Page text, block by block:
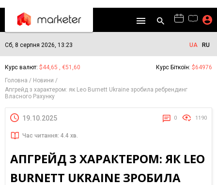
Сб, 8 серпня 2026, 13:23 UA RU
Курс валют: $44,65 , €51,60 Курс Біткоїн: $64976
Головна
Новини
Апгрейд з характером: як Leo Burnett Ukraine зробила ребрендинг
Власного Рахунку
19.10.2025 0 1190
Час читання: 4.4 хв.
АПГРЕЙД З ХАРАКТЕРОМ: ЯК LEO
BURNETT UKRAINE ЗРОБИЛА